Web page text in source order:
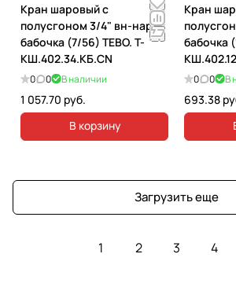
Кран шаровый с
полусгоном 3/4" вн-нар
бабочка (7/56) ТЕВО. T-
КШ.402.34.КБ.CN
0 0 В наличии
1 057.70 руб.
В корзину
Кран
полусгоном 1/2"
бабочка
0 0 В
693.38
Загрузить еще
1 2 3 4